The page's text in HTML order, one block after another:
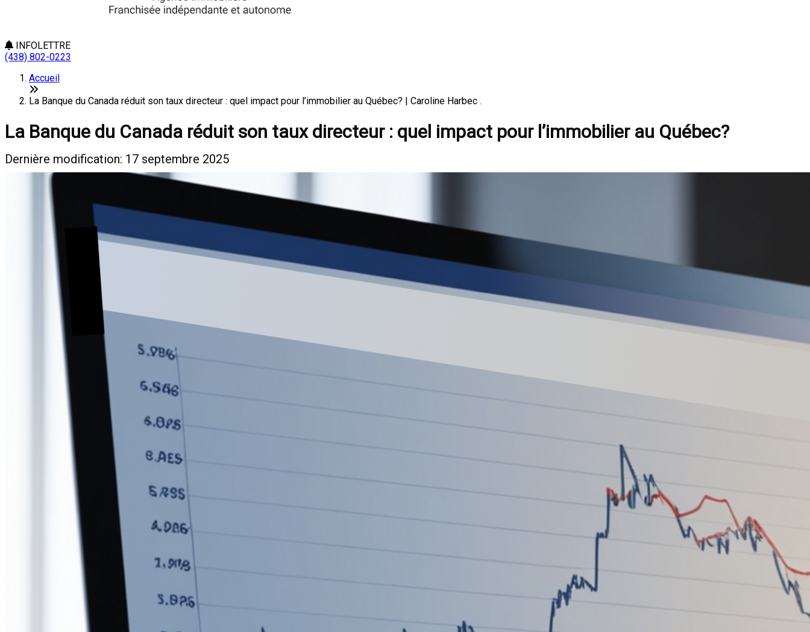
INFOLETTRE
(438) 802-0223
Accueil
La Banque du Canada réduit son taux directeur : quel impact pour l’immobilier au Québec? | Caroline Harbec .
La Banque du Canada réduit son taux directeur : quel impact pour l’immobilier au Québec?
Dernière modification: 17 septembre 2025